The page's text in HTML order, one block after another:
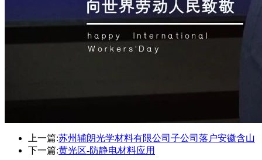
上一篇:苏州辅朗光学材料有限公司子公司落户安徽含山
下一篇:黄光区-防静电材料应用